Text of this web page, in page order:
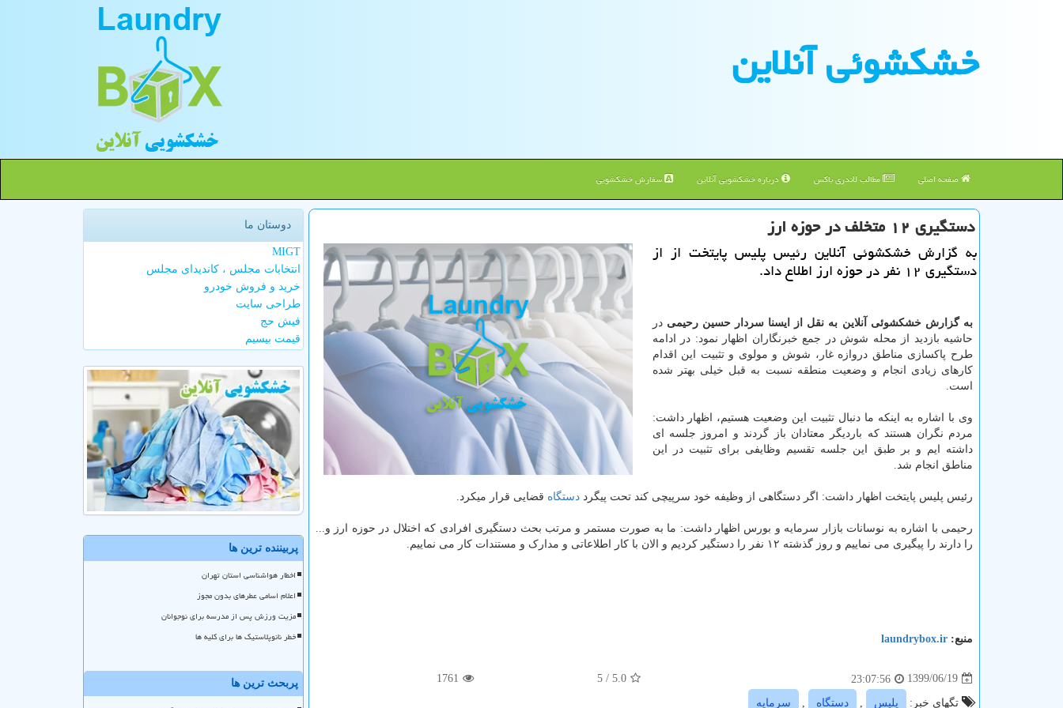
خشكشوئی آنلاین
صفحه اصلی مطالب لاندری باکس درباره خشکشویی آنلاین سفارش خشکشویی
دستگیری ۱۲ متخلف در حوزه ارز
به گزارش خشكشوئی آنلاین رئیس پلیس پایتخت از از
دستگیری ۱۲ نفر در حوزه ارز اطلاع داد.
به گزارش خشکشوئی آنلاین به نقل از ایسنا سردار حسین رحیمی در
حاشیه بازدید از محله شوش در جمع خبرنگاران اظهار نمود: در ادامه
طرح پاکسازی مناطق دروازه غار، شوش و مولوی و تثبیت این اقدام
کارهای زیادی انجام و وضعیت منطقه نسبت به قبل خیلی بهتر شده
است.
وی با اشاره به اینکه ما دنبال تثبیت این وضعیت هستیم، اظهار داشت:
مردم نگران هستند که باردیگر معتادان باز گردند و امروز جلسه ای
داشته ایم و بر طبق این جلسه تقسیم وظایفی برای تثبیت در این
مناطق انجام شد.
دستگاه قضایی قرار میکرد.
‎رحیمی با اشاره به نوسانات بازار سرمایه و بورس اظهار داشت: ما به صورت مستمر و مرتب بحث دستگیری افرادی که اختلال در حوزه ارز و...
را دارند را پیگیری می نماییم و روز گذشته ۱۲ نفر را دستگیر کردیم و الان با کار اطلاعاتی و مدارک و مستندات کار می نماییم.
منبع: laundrybox.ir
1399/06/19
23:07:56
5.0
/ 5
1761
تگهای خبر: پلیس دستگاه سرمایه
دوستان ما
MIGT
انتخابات مجلس ، کاندیدای مجلس
خرید و فروش خودرو
طراحی سایت
فیش حج
قیمت بیسیم
پربیننده ترین ها
اخطار هواشناسی استان تهران
اعلام اسامی عطرهای بدون مجوز
مزیت ورزش پس از مدرسه برای نوجوانان
خطر نانوپلاستیک ها برای کلیه ها
پربحث ترین ها